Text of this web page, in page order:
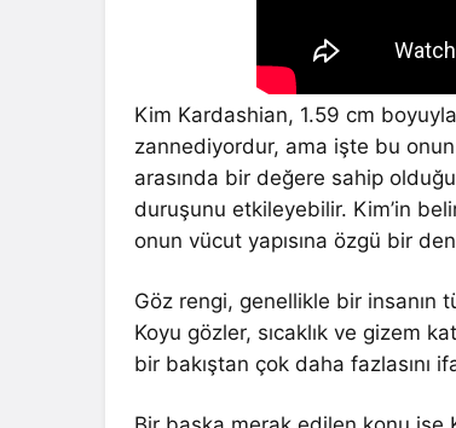
Kim Kardashian, 1.59 cm
zannediyordur, ama işte bu
arasında bir değere sahip
duruşunu etkileyebilir. Kim’in
onun vücut yapısına özgü bir
Göz rengi, genellikle bir insanın
Koyu gözler, sıcaklık ve gizem
bir bakıştan çok daha fazlasını